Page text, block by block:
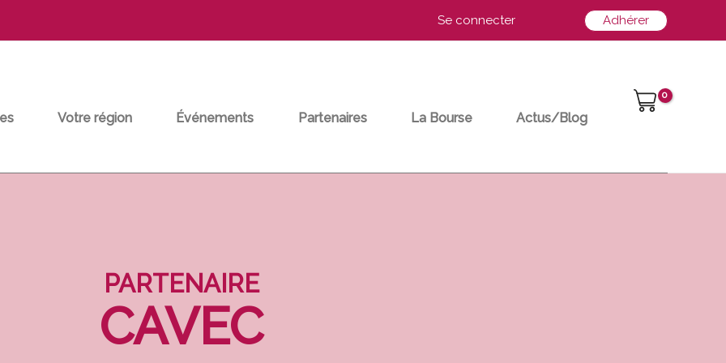
Se connecter Adhérer
Votre région Événements Partenaires La Bourse Actus/Blog
PARTENAIRE
CAVEC